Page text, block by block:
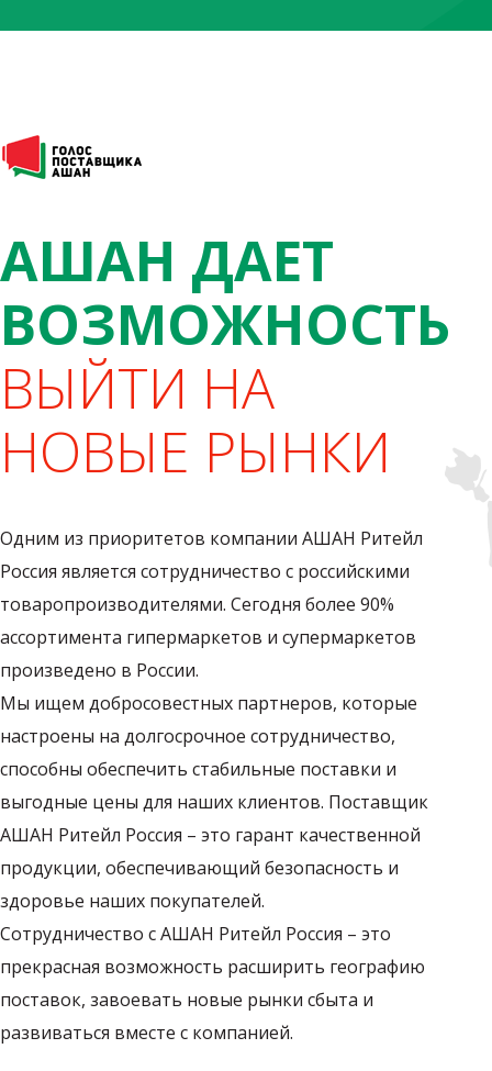
АШАН ДАЕТ
ВОЗМОЖНОСТЬ
ВЫЙТИ НА
НОВЫЕ РЫНКИ
Одним из приоритетов компании АШАН Ритейл
Россия является сотрудничество с российскими
товаропроизводителями. Сегодня более 90%
ассортимента гипермаркетов и супермаркетов
произведено в России.
Мы ищем добросовестных партнеров, которые
настроены на долгосрочное сотрудничество,
способны обеспечить стабильные поставки и
выгодные цены для наших клиентов. Поставщик
АШАН Ритейл Россия – это гарант качественной
продукции, обеспечивающий безопасность и
здоровье наших покупателей.
Сотрудничество с АШАН Ритейл Россия – это
прекрасная возможность расширить географию
поставок, завоевать новые рынки сбыта и
развиваться вместе с компанией.